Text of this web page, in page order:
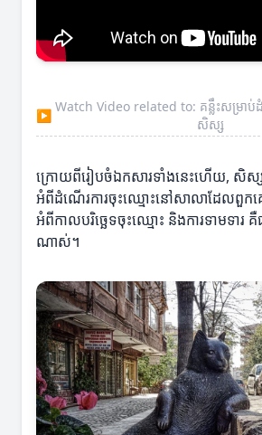
▶
Watch Video related to: គន្លឹះសម្រាប់
សិស្ស
ក្រោយពីរៀបចំឯកសារទាំងនេះហើយ, សិស្
អំពីដំណើរការចុះឈ្មោះនៅសាលាដែលពួកគ
អំពីកាលបរិច្ឆេទចុះឈ្មោះ និងការទាមទារ គឺ
ណាស់។